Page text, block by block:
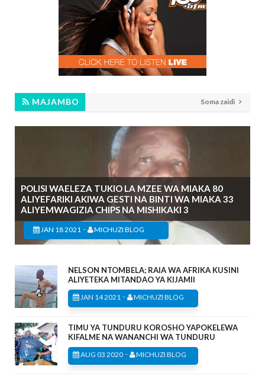
MAJAMBO Soma zaidi
POLISI WAELEZA TUKIO LA MZEE WA MIAKA 80
ALIYEFARIKI AKIWA GESTI NA BINTI WA MIAKA 33
ALIYEMWAGIZIA CHIPS NA MISHIKAKI 3
JAN 18 2021 - MICHUZI BLOG
NELSON NTOMBELA; RAIA WA AFRIKA KUSINI
ALIYETEKA MITANDAO YA KIJAMII
JAN 14 2021 - MICHUZI BLOG
TIMU YA TUNDURU KOROSHO YAPOKELEWA
KIFALME NA WANANCHI WA TUNDURU
AUG 03 2020 - MICHUZI BLOG